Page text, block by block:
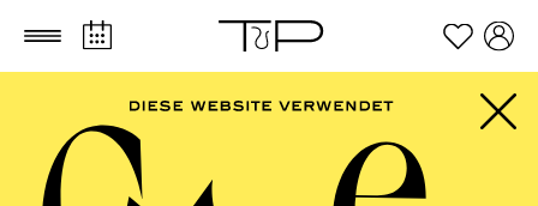
Zum Hauptinhalt springen Zum Footer springen